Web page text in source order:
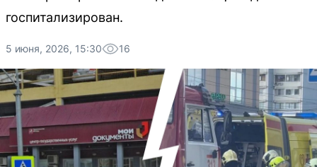
госпитализирован.
5 июня, 2026, 15:30 16